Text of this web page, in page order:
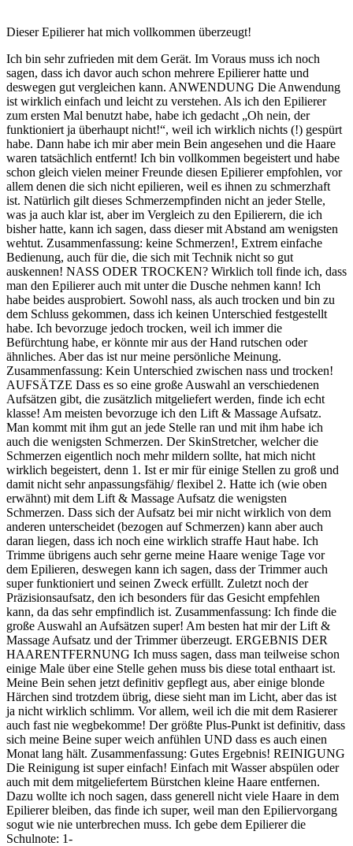
Dieser Epilierer hat mich vollkommen überzeugt!
Ich bin sehr zufrieden mit dem Gerät. Im Voraus muss ich noch
sagen, dass ich davor auch schon mehrere Epilierer hatte und
deswegen gut vergleichen kann. ANWENDUNG Die Anwendung
ist wirklich einfach und leicht zu verstehen. Als ich den Epilierer
zum ersten Mal benutzt habe, habe ich gedacht „Oh nein, der
funktioniert ja überhaupt nicht!“, weil ich wirklich nichts (!) gespürt
habe. Dann habe ich mir aber mein Bein angesehen und die Haare
waren tatsächlich entfernt! Ich bin vollkommen begeistert und habe
schon gleich vielen meiner Freunde diesen Epilierer empfohlen, vor
allem denen die sich nicht epilieren, weil es ihnen zu schmerzhaft
ist. Natürlich gilt dieses Schmerzempfinden nicht an jeder Stelle,
was ja auch klar ist, aber im Vergleich zu den Epilierern, die ich
bisher hatte, kann ich sagen, dass dieser mit Abstand am wenigsten
wehtut. Zusammenfassung: keine Schmerzen!, Extrem einfache
Bedienung, auch für die, die sich mit Technik nicht so gut
auskennen! NASS ODER TROCKEN? Wirklich toll finde ich, dass
man den Epilierer auch mit unter die Dusche nehmen kann! Ich
habe beides ausprobiert. Sowohl nass, als auch trocken und bin zu
dem Schluss gekommen, dass ich keinen Unterschied festgestellt
habe. Ich bevorzuge jedoch trocken, weil ich immer die
Befürchtung habe, er könnte mir aus der Hand rutschen oder
ähnliches. Aber das ist nur meine persönliche Meinung.
Zusammenfassung: Kein Unterschied zwischen nass und trocken!
AUFSÄTZE Dass es so eine große Auswahl an verschiedenen
Aufsätzen gibt, die zusätzlich mitgeliefert werden, finde ich echt
klasse! Am meisten bevorzuge ich den Lift & Massage Aufsatz.
Man kommt mit ihm gut an jede Stelle ran und mit ihm habe ich
auch die wenigsten Schmerzen. Der SkinStretcher, welcher die
Schmerzen eigentlich noch mehr mildern sollte, hat mich nicht
wirklich begeistert, denn 1. Ist er mir für einige Stellen zu groß und
damit nicht sehr anpassungsfähig/ flexibel 2. Hatte ich (wie oben
erwähnt) mit dem Lift & Massage Aufsatz die wenigsten
Schmerzen. Dass sich der Aufsatz bei mir nicht wirklich von dem
anderen unterscheidet (bezogen auf Schmerzen) kann aber auch
daran liegen, dass ich noch eine wirklich straffe Haut habe. Ich
Trimme übrigens auch sehr gerne meine Haare wenige Tage vor
dem Epilieren, deswegen kann ich sagen, dass der Trimmer auch
super funktioniert und seinen Zweck erfüllt. Zuletzt noch der
Präzisionsaufsatz, den ich besonders für das Gesicht empfehlen
kann, da das sehr empfindlich ist. Zusammenfassung: Ich finde die
große Auswahl an Aufsätzen super! Am besten hat mir der Lift &
Massage Aufsatz und der Trimmer überzeugt. ERGEBNIS DER
HAARENTFERNUNG Ich muss sagen, dass man teilweise schon
einige Male über eine Stelle gehen muss bis diese total enthaart ist.
Meine Bein sehen jetzt definitiv gepflegt aus, aber einige blonde
Härchen sind trotzdem übrig, diese sieht man im Licht, aber das ist
ja nicht wirklich schlimm. Vor allem, weil ich die mit dem Rasierer
auch fast nie wegbekomme! Der größte Plus-Punkt ist definitiv, dass
sich meine Beine super weich anfühlen UND dass es auch einen
Monat lang hält. Zusammenfassung: Gutes Ergebnis! REINIGUNG
Die Reinigung ist super einfach! Einfach mit Wasser abspülen oder
auch mit dem mitgeliefertem Bürstchen kleine Haare entfernen.
Dazu wollte ich noch sagen, dass generell nicht viele Haare in dem
Epilierer bleiben, das finde ich super, weil man den Epiliervorgang
sogut wie nie unterbrechen muss. Ich gebe dem Epilierer die
Schulnote: 1-